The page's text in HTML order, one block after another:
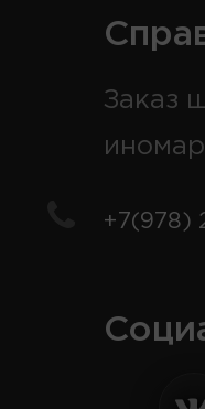
Заказ
+7(978)